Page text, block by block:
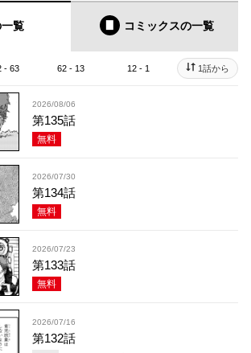
覧 コミックスの一覧
- 63 62 - 13 12 - 1 1話から
2026/08/06
第135話
無料
2026/07/30
第134話
無料
2026/07/23
第133話
無料
2026/07/16
第132話